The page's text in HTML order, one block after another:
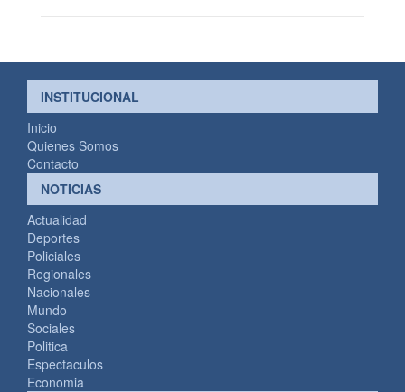
INSTITUCIONAL
Inicio
Quienes Somos
Contacto
NOTICIAS
Actualidad
Deportes
Policiales
Regionales
Nacionales
Mundo
Sociales
Politica
Espectaculos
Economia